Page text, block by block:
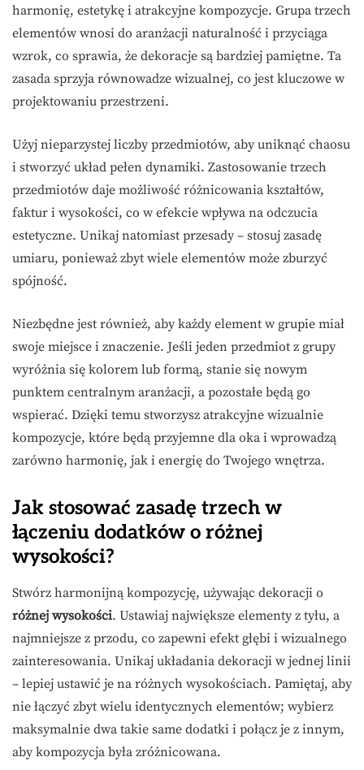
harmonię, estetykę i atrakcyjne kompozycje. Grupa trzech
elementów wnosi do aranżacji naturalność i przyciąga
wzrok, co sprawia, że dekoracje są bardziej pamiętne. Ta
zasada sprzyja równowadze wizualnej, co jest kluczowe w
projektowaniu przestrzeni.
Użyj nieparzystej liczby przedmiotów, aby uniknąć chaosu
i stworzyć układ pełen dynamiki. Zastosowanie trzech
przedmiotów daje możliwość różnicowania kształtów,
faktur i wysokości, co w efekcie wpływa na odczucia
estetyczne. Unikaj natomiast przesady – stosuj zasadę
umiaru, ponieważ zbyt wiele elementów może zburzyć
spójność.
Niezbędne jest również, aby każdy element w grupie miał
swoje miejsce i znaczenie. Jeśli jeden przedmiot z grupy
wyróżnia się kolorem lub formą, stanie się nowym
punktem centralnym aranżacji, a pozostałe będą go
wspierać. Dzięki temu stworzysz atrakcyjne wizualnie
kompozycje, które będą przyjemne dla oka i wprowadzą
zarówno harmonię, jak i energię do Twojego wnętrza.
Jak stosować zasadę trzech w
łączeniu dodatków o różnej
wysokości?
Stwórz harmonijną kompozycję, używając dekoracji o
różnej wysokości. Ustawiaj największe elementy z tyłu, a
najmniejsze z przodu, co zapewni efekt głębi i wizualnego
zainteresowania. Unikaj układania dekoracji w jednej linii
– lepiej ustawić je na różnych wysokościach. Pamiętaj, aby
nie łączyć zbyt wielu identycznych elementów; wybierz
maksymalnie dwa takie same dodatki i połącz je z innym,
aby kompozycja była zróżnicowana.